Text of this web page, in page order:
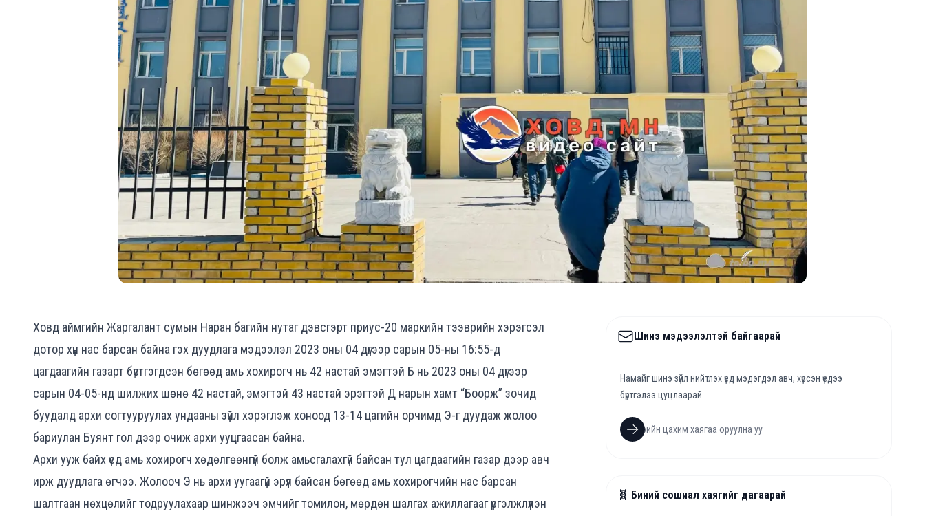
Ховд аймгийн Жаргалант сумын Наран багийн нутаг дэвсгэрт приус-20 маркийн тээврийн хэрэгсэл
дотор хүн нас барсан байна гэх дуудлага мэдээлэл 2023 оны 04 дүгээр сарын 05-ны 16:55-д
цагдаагийн газарт бүртгэгдсэн бөгөөд амь хохирогч нь 42 настай эмэгтэй Б нь 2023 оны 04 дүгээр
сарын 04-05-нд шилжих шөнө 42 настай, эмэгтэй 43 настай эрэгтэй Д нарын хамт “Боорж” зочид
буудалд архи согтууруулах ундааны зүйл хэрэглэж хоноод 13-14 цагийн орчимд Э-г дуудаж жолоо
бариулан Буянт гол дээр очиж архи ууцгаасан байна.
Архи ууж байх үед амь хохирогч хөдөлгөөнгүй болж амьсгалахгүй байсан тул цагдаагийн газар дээр авч
ирж дуудлага өгчээ. Жолооч Э нь архи уугаагүй эрүүл байсан бөгөөд амь хохирогчийн нас барсан
шалтгаан нөхцөлийг тодруулахаар шинжээч эмчийг томилон, мөрдөн шалгах ажиллагааг үргэлжлүүлэн
Шинэ мэдээлэлтэй байгаарай
Намайг шинэ зүйл нийтлэх үед мэдэгдэл авч, хүссэн үедээ
бүртгэлээ цуцлаарай.
🧬 Биний сошиал хаягийг дагаарай